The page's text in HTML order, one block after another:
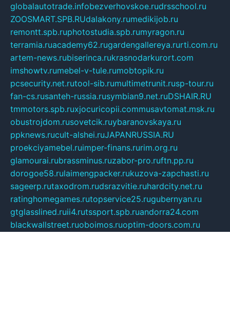
globalautotrade.infobezverhovskoe.rudrsschool.ru
ZOOSMART.SPB.RUdalakony.rumedikijob.ru
remontt.spb.ruphotostudia.spb.rumyragon.ru
terramia.ruacademy62.rugardengallereya.rurti.com.ru
artem-news.rubiserinca.rukrasnodarkurort.com
imshowtv.rumebel-v-tule.rumobtopik.ru
pcsecurity.net.rutool-sib.rumultimetrunit.rusp-tour.ru
fan-cs.rusanteh-russia.rusymbian9.net.ruDSHAIR.RU
tmmotors.spb.ruxjocuricopii.commusavtomat.msk.ru
obustrojdom.rusovetcik.ruybaranovskaya.ru
ppknews.rucult-alshei.ruJAPANRUSSIA.RU
proekciyamebel.ruimper-finans.rurim.org.ru
glamourai.rubrassminus.ruzabor-pro.ruftn.pp.ru
dorogoe58.rulaimengpacker.rukuzova-zapchasti.ru
sageerp.rutaxodrom.rudsrazvitie.ruhardcity.net.ru
ratinghomegames.rutopservice25.rugubernyan.ru
gtglasslined.ruii4.rutssport.spb.ruandorra24.com
blackwallstreet.ruoboimos.ruoptim-doors.com.ru